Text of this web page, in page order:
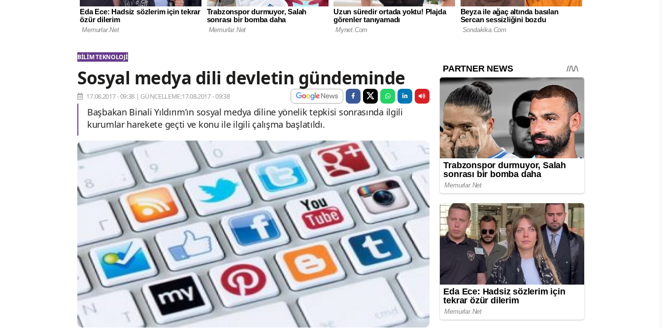
BILIM TEKNOLOJI
Sosyal medya dili devletin gündeminde
17.08.2017 - 09:38 | GÜNCELLEME:17.08.2017 - 09:38
Başbakan Binali Yıldırım’ın sosyal medya diline yönelik tepkisi sonrasında ilgili
kurumlar harekete geçti ve konu ile ilgili çalışma başlatıldı.